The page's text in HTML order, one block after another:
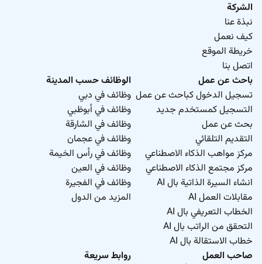
الشركة
نبذة عنا
كيف نعمل
خريطة الموقع
اتصل بنا
باحث عن عمل
تسجيل الدخول كباحث عن عمل
التسجيل كمستخدم جديد
بحث عن عمل
التقديم التلقائي
مركز مواهب الذكاء الاصطناعي
مركز مجتمع الذكاء الاصطناعي
انشاء السيرة الذاتية بال AI
مقابلات العمل AI
الخطاب التعريفي بال AI
التحقق من الراتب بال AI
خطاب الاستقالة بال AI
الوظائف حسب المدينة
وظائف في دبي
وظائف في أبوظبي
وظائف في الشارقة
وظائف في عجمان
وظائف في رأس الخيمة
وظائف في العين
وظائف في الفجيرة
المزيد من الدول
صاحب العمل
روابط سريعة